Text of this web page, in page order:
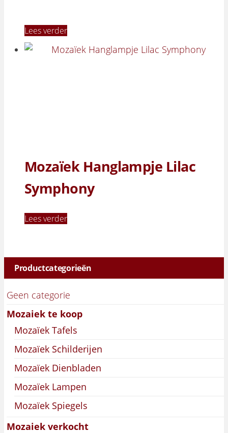
Lees verder
Mozaïek Hanglampje Lilac
Symphony
Lees verder
Productcategorieën
Geen categorie
Mozaiek te koop
Mozaïek Tafels
Mozaïek Schilderijen
Mozaïek Dienbladen
Mozaïek Lampen
Mozaïek Spiegels
Mozaiek verkocht